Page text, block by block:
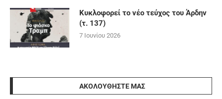
Κυκλοφορεί το νέο τεύχος του Άρδην
(τ. 137)
7 Ιουνίου 2026
ΑΚΟΛΟΥΘΉΣΤΕ ΜΑΣ